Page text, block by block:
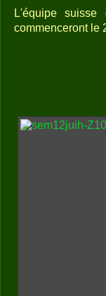
L'équipe
commenceront le